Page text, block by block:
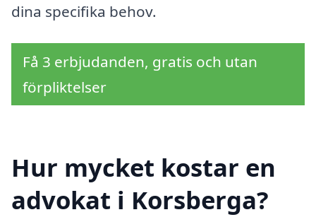
dina specifika behov.
Få 3 erbjudanden, gratis och utan
förpliktelser
Hur mycket kostar en
advokat i Korsberga?